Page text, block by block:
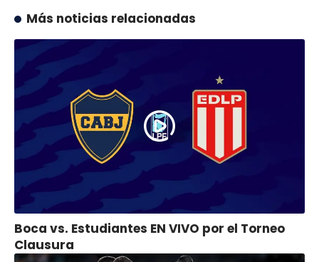
Más noticias relacionadas
Boca vs. Estudiantes EN VIVO por el Torneo
Clausura